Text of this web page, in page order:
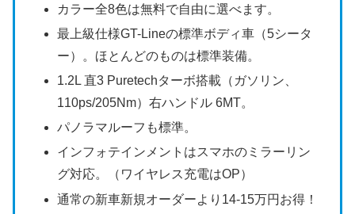
カラー全8色は無料で自由に選べます。
最上級仕様GT-Lineの標準ボディ車（5シータ
ー）。ほとんどのものは標準装備。
1.2L 直3 Puretechターボ搭載（ガソリン、
110ps/205Nm）右ハンドル 6MT。
パノラマルーフも標準。
インフォテインメントはスマホのミラーリン
グ対応。（ワイヤレス充電はOP）
通常の新車新規オーダーより14-15万円お得！